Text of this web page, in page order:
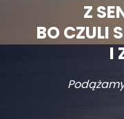
Z
BO CZULI
I